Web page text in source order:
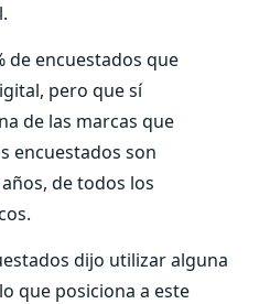
de encuestados que
pero que sí
de las marcas que
encuestados son
de todos los
dijo utilizar alguna
que posiciona a este